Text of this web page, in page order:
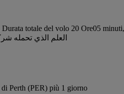
totale del volo 20 Ore05
Perth (PER) più 1 giorno